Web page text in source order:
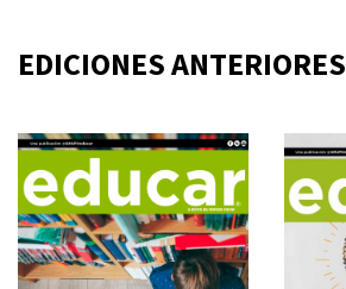
EDICIONES ANTERIORES